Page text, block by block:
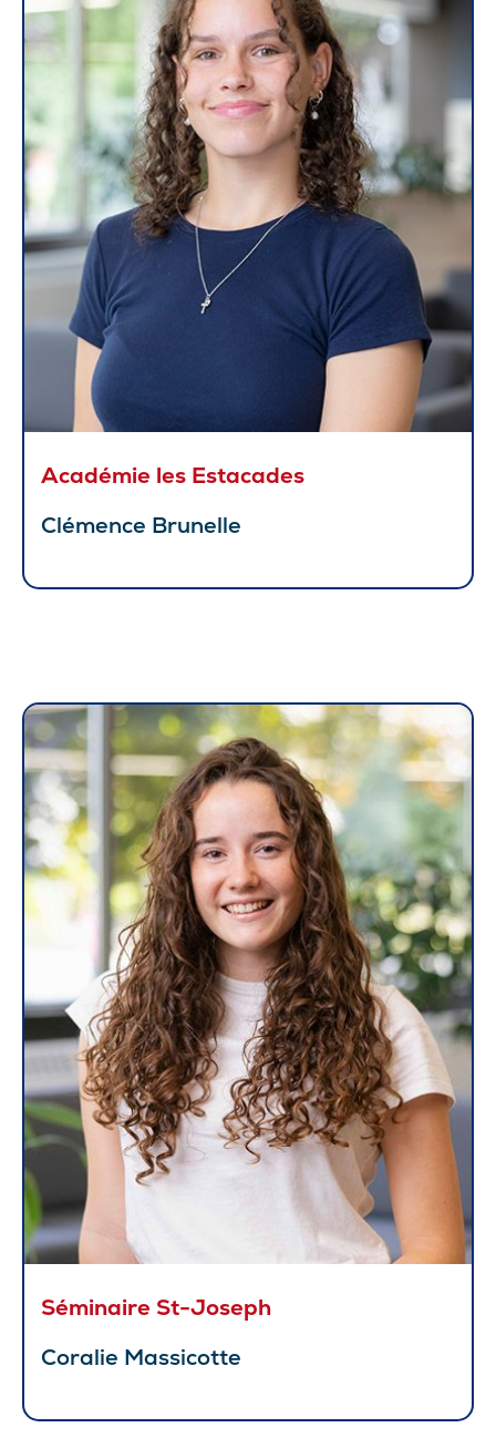
Académie les Estacades
Clémence Brunelle
Séminaire St-Joseph
Coralie Massicotte